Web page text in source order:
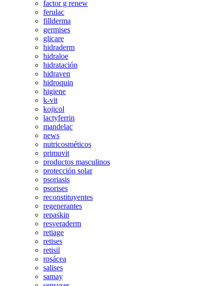
factor g renew
ferulac
fillderma
germises
glicare
hidraderm
hidraloe
hidratación
hidraven
hidroquin
higiene
k-vit
kojicol
lactyferrin
mandelac
news
nutricosméticos
primuvit
productos masculinos
protección solar
psoriasis
psorises
reconstituyentes
regenerantes
repaskin
resveraderm
retiage
retises
retisil
rosácea
salises
samay